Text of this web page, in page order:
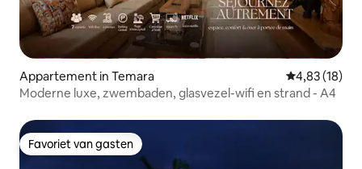
Appartement in Temara Gemiddelde
4,83 (18)
Moderne luxe, zwembaden, glasvezel-wifi en strand - A4
Favoriet van gasten
Favoriet van gasten